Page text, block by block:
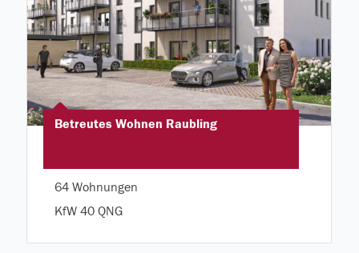
Betreutes Wohnen Raubling
64 Wohnungen
KfW 40 QNG